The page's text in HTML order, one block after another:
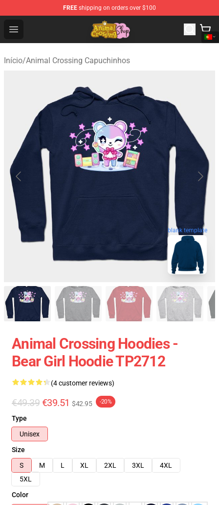
FREE shipping on orders over $100
Open menu
Animal Crossing Shop - Official Animal Crossing
Início/Animal Crossing Capuchinhos
blank template
Animal Crossing Hoodies -
Bear Girl Hoodie TP2712
(4 customer reviews)
€49.39 €39.51 $42.95 -20%
Type
Unisex
Size
S
M L XL 2XL 3XL
4XL
5XL
Color